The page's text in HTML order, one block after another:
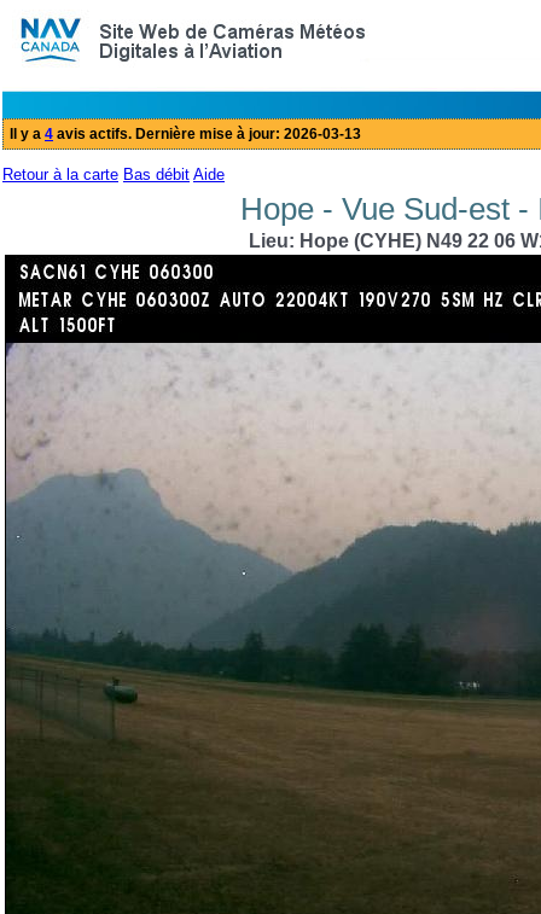
Retour à la carte Bas débit Aide
Hope - Vue Sud-est
Lieu: Hope (CYHE) N49 22 06